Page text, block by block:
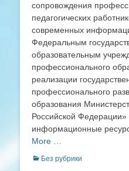
сопровождения
педагогических
современных
Федеральным
образовательным
профессионального
реализации
профессионального
образования
Российской Федерации»
информационные
More …
Categories
Без рубрики